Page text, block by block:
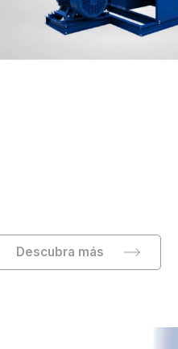
Descubra más